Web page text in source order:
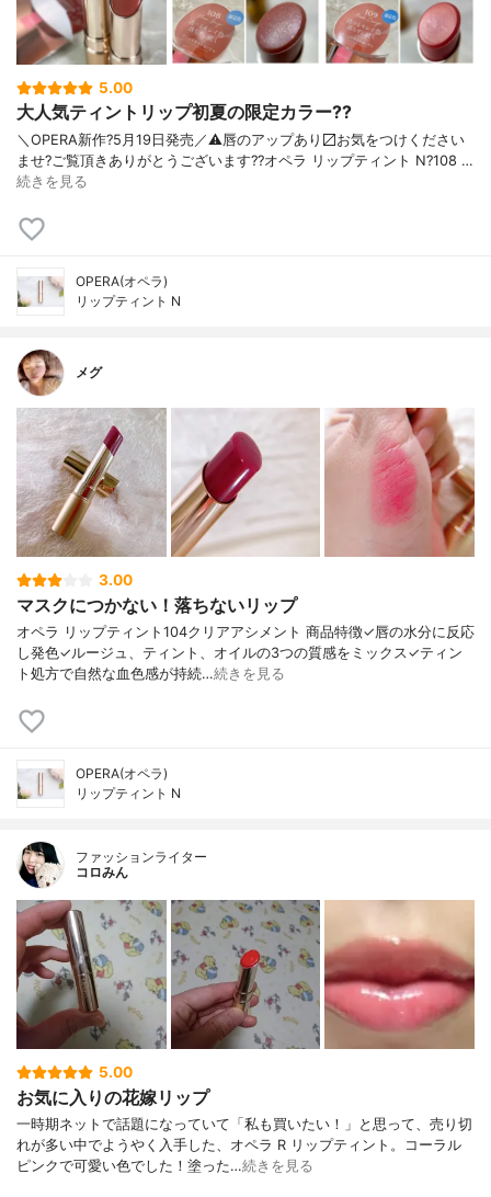
5.00
大人気ティントリップ初夏の限定カラー??
＼OPERA新作?5月19日発売／ ⚠️唇のアップあり〼 お気をつけください
ませ? ご覧頂きありがとうございます? ?オペラ リップティント N ?108 …
続きを見る
OPERA(オペラ)
リップティント N
メグ
3.00
マスクにつかない！落ちないリップ
オペラ リップティント104クリアアシメント 商品特徴✓唇の水分に反応
し発色✓ルージュ、ティント、オイルの3つの質感をミックス✓ティン
ト処方で自然な血色感が持続…続きを見る
OPERA(オペラ)
リップティント N
ファッションライター
コロみん
5.00
お気に入りの花嫁リップ
一時期ネットで話題になっていて「私も買いたい！」と思って、売り切
れが多い中でようやく入手した、オペラ R リップティント。コーラル
ピンクで可愛い色でした！塗った…続きを見る